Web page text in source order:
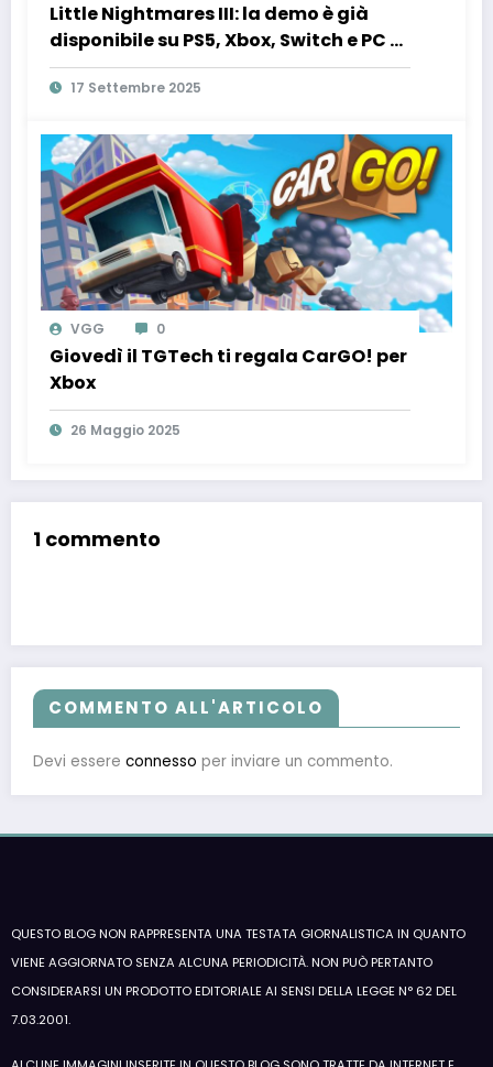
Little Nightmares III: la demo è già
disponibile su PS5, Xbox, Switch e PC –
ecco come provarla subito
17 Settembre 2025
VGG 0
Giovedì il TGTech ti regala CarGO! per
Xbox
26 Maggio 2025
1 commento
COMMENTO ALL'ARTICOLO
Devi essere connesso per inviare un commento.
QUESTO BLOG NON RAPPRESENTA UNA TESTATA GIORNALISTICA IN QUANTO
VIENE AGGIORNATO SENZA ALCUNA PERIODICITÀ. NON PUÒ PERTANTO
CONSIDERARSI UN PRODOTTO EDITORIALE AI SENSI DELLA LEGGE N° 62 DEL
7.03.2001.